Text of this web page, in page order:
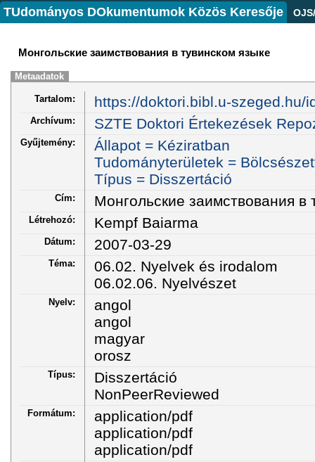
TUdományos DOkumentumok Közös Keresője
Монгольские заимствования в тувинском языке
Metaadatok
Tartalom: https://doktori.bibl.u-szeged.hu/
Archívum: SZTE Doktori Értekezések
Gyűjtemény:
Állapot = Kéziratban
Tudományterületek =
Típus = Disszertáció
Cím: Монгольские заимствования в
Létrehozó: Kempf Baiarma
Dátum: 2007-03-29
Téma:
06.02. Nyelvek és irodalom
06.02.06. Nyelvészet
Nyelv:
angol
angol
magyar
orosz
Típus:
Disszertáció
NonPeerReviewed
Formátum:
application/pdf
application/pdf
application/pdf